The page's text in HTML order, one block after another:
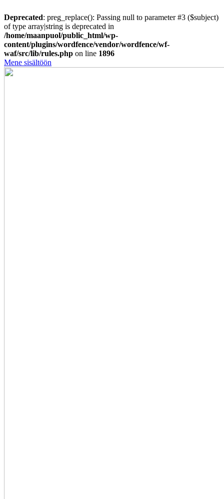
Deprecated: preg_replace(): Passing null to parameter #3 ($subject)
of type array|string is deprecated in
/home/maanpuol/public_html/wp-
content/plugins/wordfence/vendor/wordfence/wf-
waf/src/lib/rules.php on line 1896
Mene sisältöön